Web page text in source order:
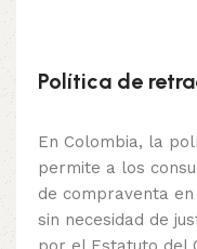
Política de
En Colombia, la
permite a los
de compraventa
sin necesidad de